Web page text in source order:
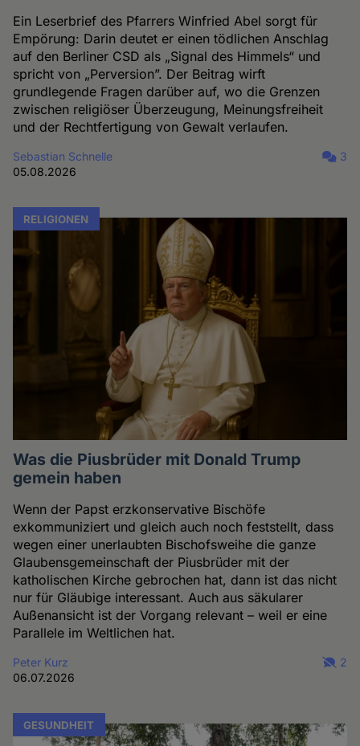
Ein Leserbrief des Pfarrers Winfried Abel sorgt für
Empörung: Darin deutet er einen tödlichen Anschlag
auf den Berliner CSD als „Signal des Himmels“ und
spricht von „Perversion”. Der Beitrag wirft
grundlegende Fragen darüber auf, wo die Grenzen
zwischen religiöser Überzeugung, Meinungsfreiheit
und der Rechtfertigung von Gewalt verlaufen.
Sebastian Schnelle
05.08.2026
3
RELIGIONEN
Was die Piusbrüder mit Donald Trump
gemein haben
Wenn der Papst erzkonservative Bischöfe
exkommuniziert und gleich auch noch feststellt, dass
wegen einer unerlaubten Bischofsweihe die ganze
Glaubensgemeinschaft der Piusbrüder mit der
katholischen Kirche gebrochen hat, dann ist das nicht
nur für Gläubige interessant. Auch aus säkularer
Außenansicht ist der Vorgang relevant – weil er eine
Parallele im Weltlichen hat.
Peter Kurz
06.07.2026
2
GESUNDHEIT